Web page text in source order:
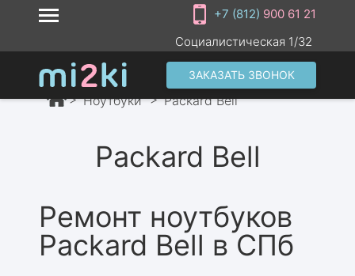
+7 (812) 900 61 21
Социалистическая 1/32
ЗАКАЗАТЬ ЗВОНОК
Ноутбуки Packard Bell
Packard Bell
Ремонт ноутбуков
Packard Bell в СПб